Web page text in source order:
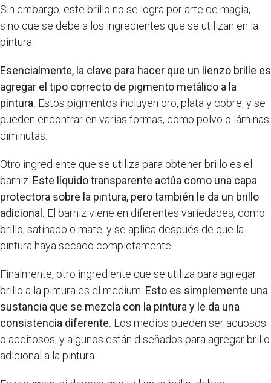
Sin embargo, este brillo no se logra por arte de magia,
sino que se debe a los ingredientes que se utilizan en la
pintura.
Esencialmente, la clave para hacer que un lienzo brille es
agregar el tipo correcto de pigmento metálico a la
pintura. Estos pigmentos incluyen oro, plata y cobre, y se
pueden encontrar en varias formas, como polvo o láminas
diminutas.
Otro ingrediente que se utiliza para obtener brillo es el
barniz. Este líquido transparente actúa como una capa
protectora sobre la pintura, pero también le da un brillo
adicional. El barniz viene en diferentes variedades, como
brillo, satinado o mate, y se aplica después de que la
pintura haya secado completamente.
Finalmente, otro ingrediente que se utiliza para agregar
brillo a la pintura es el medium. Esto es simplemente una
sustancia que se mezcla con la pintura y le da una
consistencia diferente. Los medios pueden ser acuosos
o aceitosos, y algunos están diseñados para agregar brillo
adicional a la pintura.